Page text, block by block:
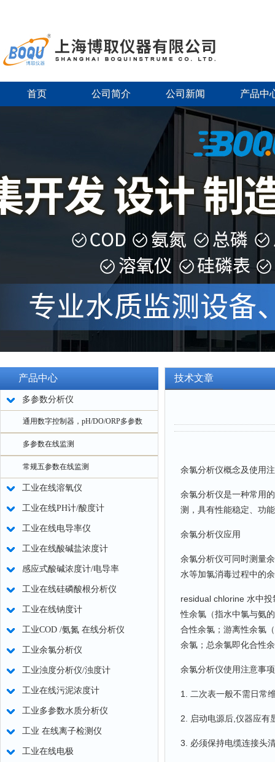
首页 公司简介 公司新闻 产品中
产品中心
多参数分析仪
通用数字控制器，pH/DO/ORP多参数
多参数在线监测
常规五参数在线监测
工业在线溶氧仪
工业在线PH计/酸度计
工业在线电导率仪
工业在线酸碱盐浓度计
感应式酸碱浓度计/电导率
工业在线硅磷酸根分析仪
工业在线钠度计
工业COD /氨氮 在线分析仪
工业余氯分析仪
工业浊度分析仪/浊度计
工业在线污泥浓度计
工业多参数水质分析仪
工业 在线离子检测仪
工业在线电极
技术文章
余氯分析仪概念及使用
余氯分析仪是一种常用
测，具有性能稳定、功
余氯分析仪应用
余氯分析仪可同时测量
水等加氯消毒过程中的
residual chlorine 水中
性余氯（指水中氯与氨
合性余氯；游离性余氯
余氯；总余氯即化合性
余氯分析仪使用注意事项
1. 二次表一般不需日常
2. 启动电源后,仪器应有
3. 必须保持电缆连接头